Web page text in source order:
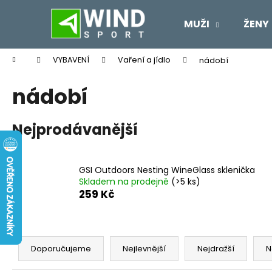
MUŽI ŽENY
Domů VYBAVENÍ Vaření a jídlo nádobí
nádobí
Nejprodávanější
GSI Outdoors Nesting WineGlass sklenička
Skladem na prodejně (>5 ks)
259 Kč
Ř
a
z
Doporučujeme Nejlevnější Nejdražší
í
do
obchodu
do
obchodu